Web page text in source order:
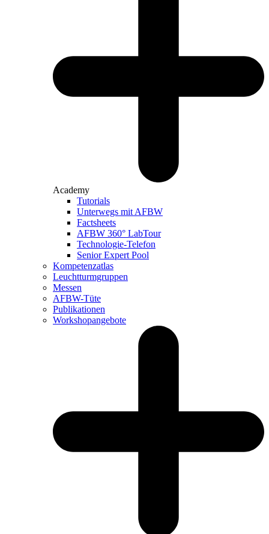
Academy
Tutorials
Unterwegs mit AFBW
Factsheets
AFBW 360° LabTour
Technologie-Telefon
Senior Expert Pool
Kompetenzatlas
Leuchtturm­gruppen
Messen
AFBW-Tüte
Publikationen
Workshopangebote